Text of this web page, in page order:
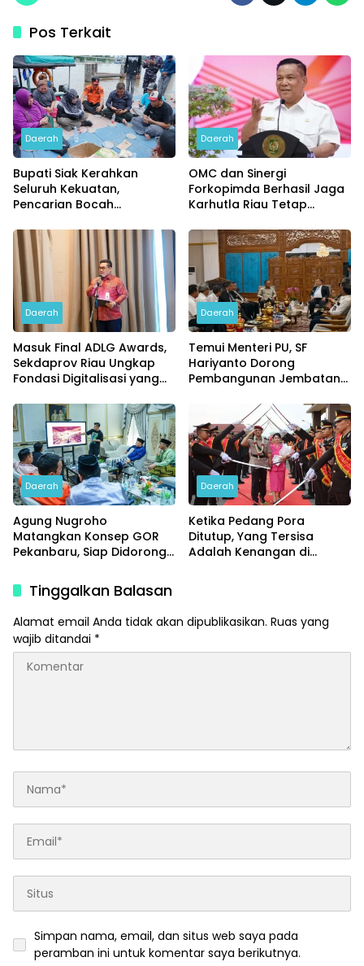
Pos Terkait
Daerah
Bupati Siak Kerahkan
Seluruh Kekuatan,
Pencarian Bocah
Dimaksimalkan
Daerah
OMC dan Sinergi
Forkopimda Berhasil Jaga
Karhutla Riau Tetap
Daerah
Masuk Final ADLG Awards,
Sekdaprov Riau Ungkap
Fondasi Digitalisasi yang
Pemerintahan
Daerah
Temui Menteri PU, SF
Hariyanto Dorong
Pembangunan Jembatan
Daerah
Agung Nugroho
Matangkan Konsep GOR
Pekanbaru, Siap Didorong
Daerah
Ketika Pedang Pora
Ditutup, Yang Tersisa
Adalah Kenangan di
Tinggalkan Balasan
Alamat email Anda tidak akan dipublikasikan. Ruas yang
wajib ditandai *
Simpan nama, email, dan situs web saya pada
peramban ini untuk komentar saya berikutnya.